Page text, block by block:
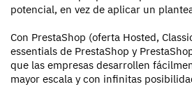
potencial, en vez de aplicar un
Con PrestaShop (oferta Hosted,
essentials de PrestaShop y
que las empresas desarrollen
mayor escala y con infinitas